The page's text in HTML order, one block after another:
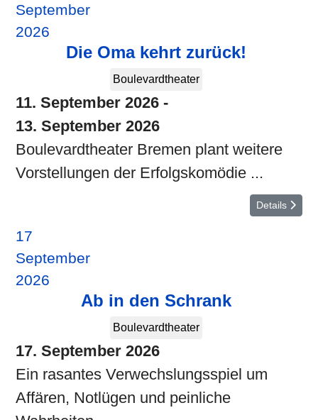
September
2026
Die Oma kehrt zurück!
Boulevardtheater
11. September 2026 -
13. September 2026
Boulevardtheater Bremen plant weitere
Vorstellungen der Erfolgskomödie ...
Details
17
September
2026
Ab in den Schrank
Boulevardtheater
17. September 2026
Ein rasantes Verwechslungsspiel um
Affären, Notlügen und peinliche